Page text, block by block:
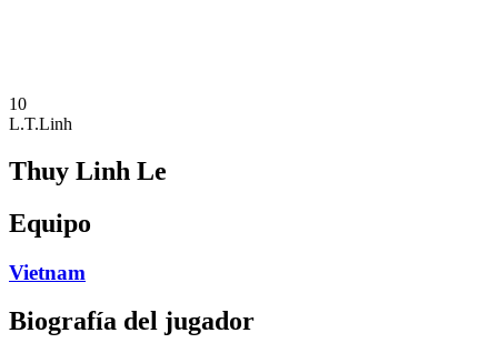
10
L.T.Linh
Thuy Linh Le
Equipo
Vietnam
Biografía del jugador